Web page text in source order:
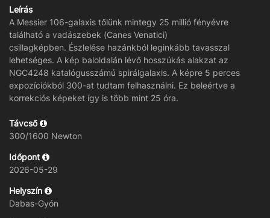
Leírás
A Messier 106-galaxis tőlünk mintegy 25 millió fényévre
található a vadászebek (Canes Venatici)
csillagképben. Észlelése hazánkból leginkább tavasszal
lehetséges. A kép baloldalán lévő hosszúkás alakzat az
NGC4248 katalógusszámú spirálgalaxis. A képre 5 perces
expozíciókból 300-at tudtam felhasználni. Ez beleértve a
korrekciós képeket így is több mint 25 óra.
Távcső
300/1600 Newton
Időpont
2026-05-29
Helyszín
Dabas-Gyón